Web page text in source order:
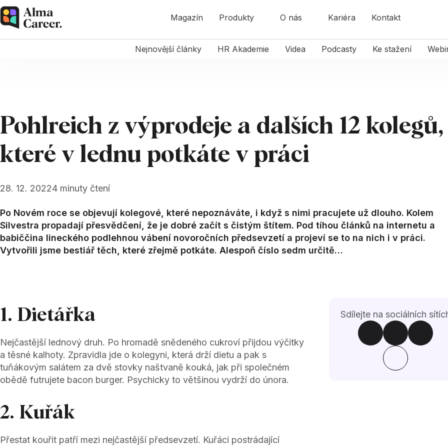
Magazín Produkty O nás Kariéra Kontakt
Nejnovější články HR Akademie Videa Podcasty Ke stažení
Pohlreich z výprodeje a dalších 12 kolegů,
které v lednu potkáte v práci
28. 12. 20224 minuty čtení
Po Novém roce se objevují kolegové, které nepoznáváte, i když s nimi pracujete už dlouho. Kolem
Silvestra propadají přesvědčení, že je dobré začít s čistým štítem. Pod tíhou článků na internetu a
babiččina lineckého podlehnou vábení novoročních předsevzetí a projeví se to na nich i v práci.
Vytvořili jsme bestiář těch, které zřejmě potkáte. Alespoň číslo sedm určitě…
1. Dietářka
Nejčastější lednový druh. Po hromadě snědeného cukroví přijdou výčitky
a těsné kalhoty. Zpravidla jde o kolegyni, která drží dietu a pak s
tuňákovým salátem za dvě stovky naštvaně kouká, jak při společném
obědě futrujete bacon burger. Psychicky to většinou vydrží do února.
2. Kuřák
Přestat kouřit patří mezi nejčastější předsevzetí. Kuřáci postrádající
Sdílejte na sociálních